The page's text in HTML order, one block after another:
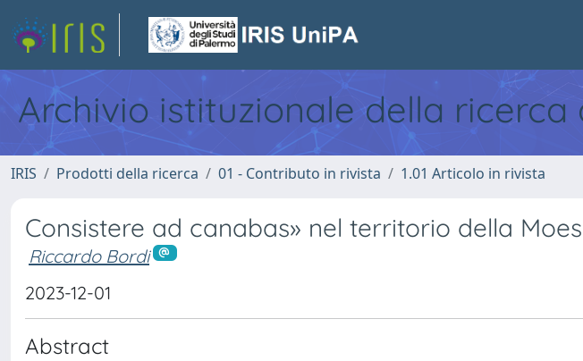
Archivio istituzionale della
IRIS Prodotti della ricerca 01 - Contributo in rivista 1.01 Articolo in rivista
Consistere ad canabas» nel territorio della
Riccardo Bordi
2023-12-01
Abstract